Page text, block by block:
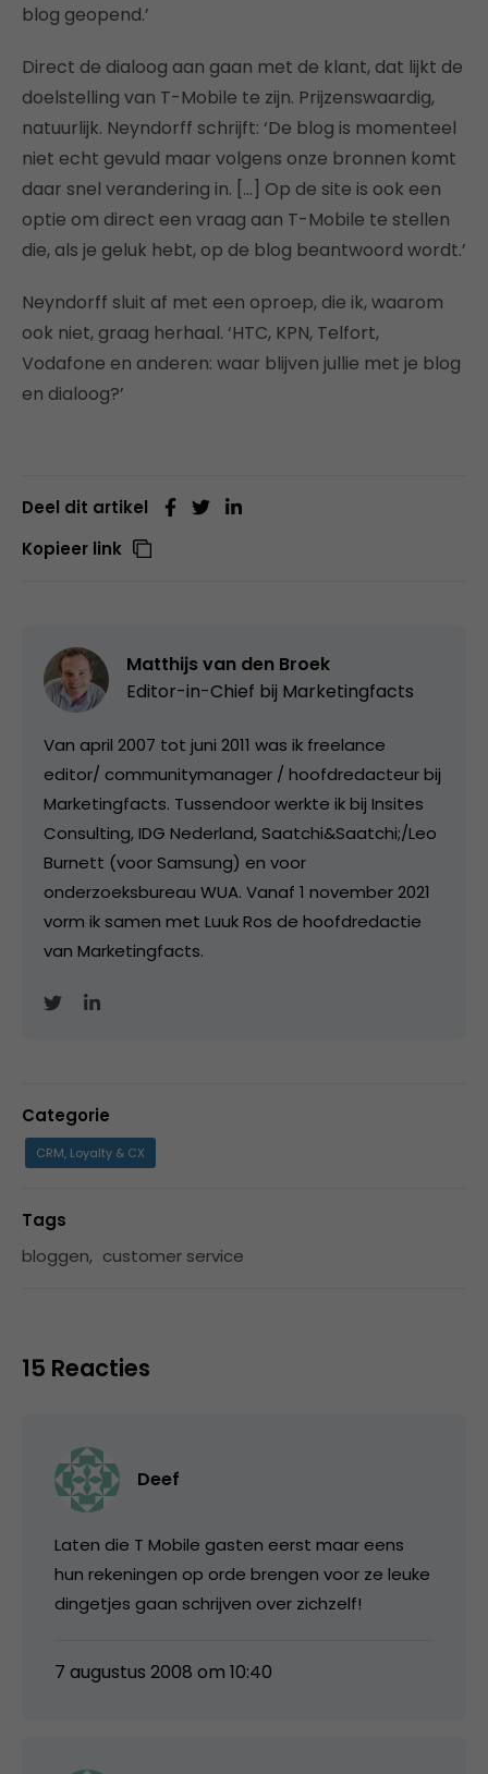
blog geopend.’
Direct de dialoog aan gaan met de klant, dat lijkt de
doelstelling van T-Mobile te zijn. Prijzenswaardig,
natuurlijk. Neyndorff schrijft: ‘De blog is momenteel
niet echt gevuld maar volgens onze bronnen komt
daar snel verandering in. […] Op de site is ook een
optie om direct een vraag aan T-Mobile te stellen
die, als je geluk hebt, op de blog beantwoord wordt.’
Neyndorff sluit af met een oproep, die ik, waarom
ook niet, graag herhaal. ‘HTC, KPN, Telfort,
Vodafone en anderen: waar blijven jullie met je blog
en dialoog?’
Deel dit artikel
Kopieer link
Matthijs van den Broek
Editor-in-Chief bij Marketingfacts
Van april 2007 tot juni 2011 was ik freelance
editor/ communitymanager / hoofdredacteur bij
Marketingfacts. Tussendoor werkte ik bij Insites
Consulting, IDG Nederland, Saatchi&Saatchi;/Leo
Burnett (voor Samsung) en voor
onderzoeksbureau WUA. Vanaf 1 november 2021
vorm ik samen met Luuk Ros de hoofdredactie
van Marketingfacts.
Categorie
CRM, Loyalty & CX
Tags
bloggen, customer service
15 Reacties
Deef
Laten die T Mobile gasten eerst maar eens
hun rekeningen op orde brengen voor ze leuke
dingetjes gaan schrijven over zichzelf!
7 augustus 2008 om 10:40